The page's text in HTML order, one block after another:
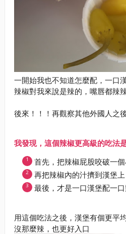
一開始我也不知道怎麼配，一口
辣椒對我來說是辣的，嘴唇都辣
後來！！！再觀察其他外國人之
我發現，這個辣椒更高級的吃法
首先，把辣椒屁股咬破一
再把辣椒內的汁擠到漢堡上
最後，才是一口漢堡配一
用這個吃法之後，漢堡有個更平
沒那麼辣，也更好入口